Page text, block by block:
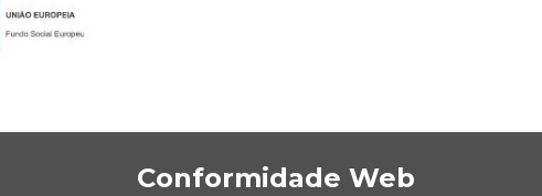
Conformidade Web